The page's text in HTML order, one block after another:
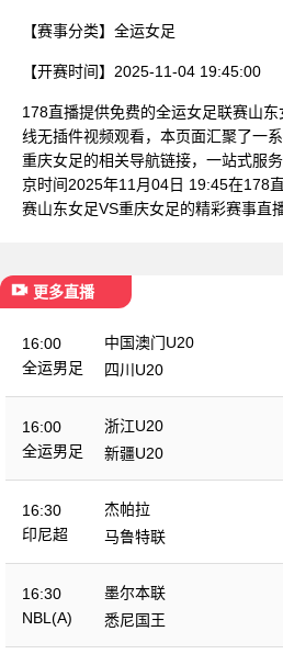
【赛事分类】 全运女足
【开赛时间】 2025-11-04 19:45:00
178直播提供免费的全运女足联赛山
线无插件视频观看，本页面汇聚了一
重庆女足的相关导航链接，一站式服
京时间2025年11月04日 19:45在178
赛山东女足VS重庆女足的精彩赛事直播
更多直播
16:00
全运男足
中国澳门U20
四川U20
16:00
全运男足
浙江U20
新疆U20
16:30
印尼超
杰帕拉
马鲁特联
16:30
NBL(A)
墨尔本联
悉尼国王